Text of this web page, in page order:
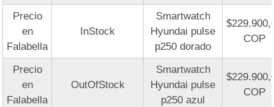
Precio
en
Falabella
InStock
Smartwatch
Hyundai pulse
p250 dorado
COP
Precio
en
Falabella
OutOfStock
Smartwatch
Hyundai pulse
p250 azul
COP